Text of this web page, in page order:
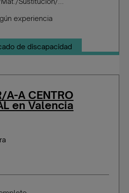
experiencia
de discapacidad
A-A CENTRO
en Valencia